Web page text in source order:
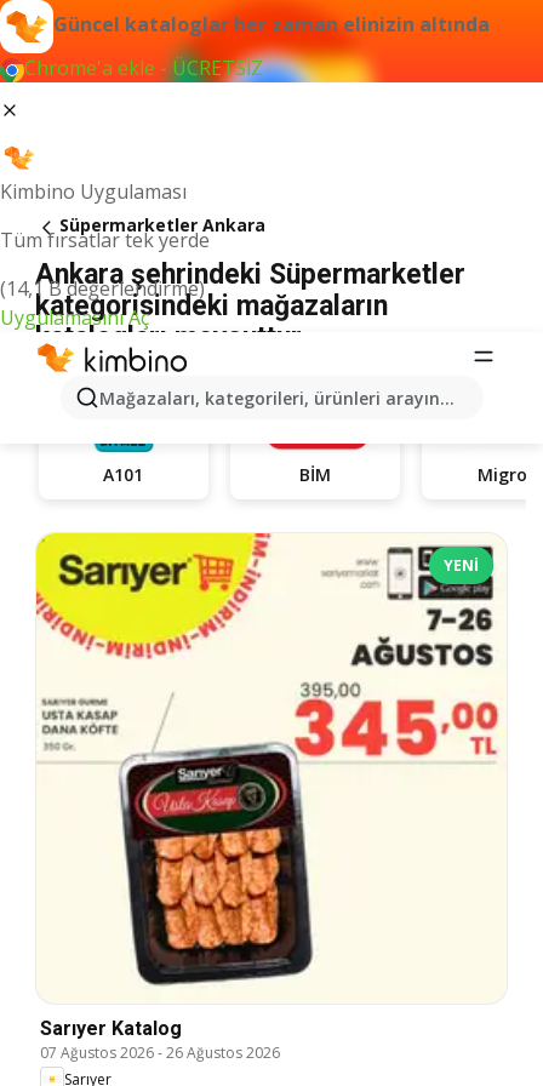
Güncel kataloglar her zaman elinizin altında
Chrome'a ekle - ÜCRETSİZ
Kimbino Uygulaması
Tüm fırsatlar tek yerde
(14,1 B değerlendirme)
Uygulamasını Aç
Mağazaları, kategorileri, ürünleri arayın...
Süpermarketler Ankara
Ankara şehrindeki Süpermarketler
kategorisindeki mağazaların
katalogları mevcuttur
A101 BİM Migros
YENI
Sarıyer Katalog
07 Ağustos 2026-26 Ağustos 2026
Sarıyer